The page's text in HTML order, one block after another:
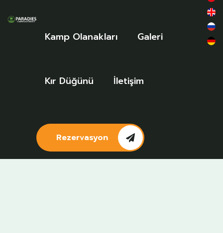
Kamp Olanakları Galeri
Kır Düğünü İletişim
Rezervasyon